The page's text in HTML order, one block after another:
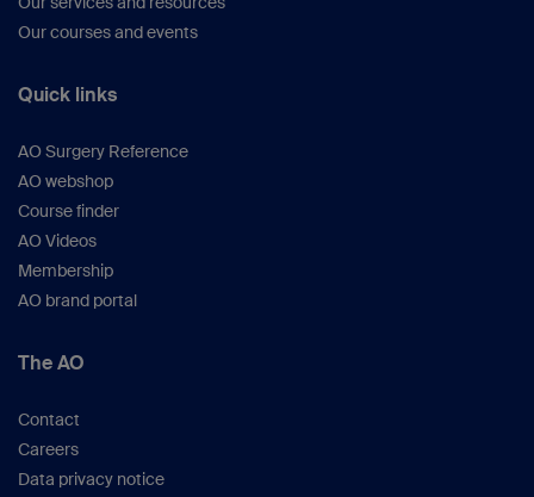
Our courses and events
Quick links
AO Surgery Reference
AO webshop
Course finder
AO Videos
Membership
AO brand portal
The AO
Contact
Careers
Data privacy notice